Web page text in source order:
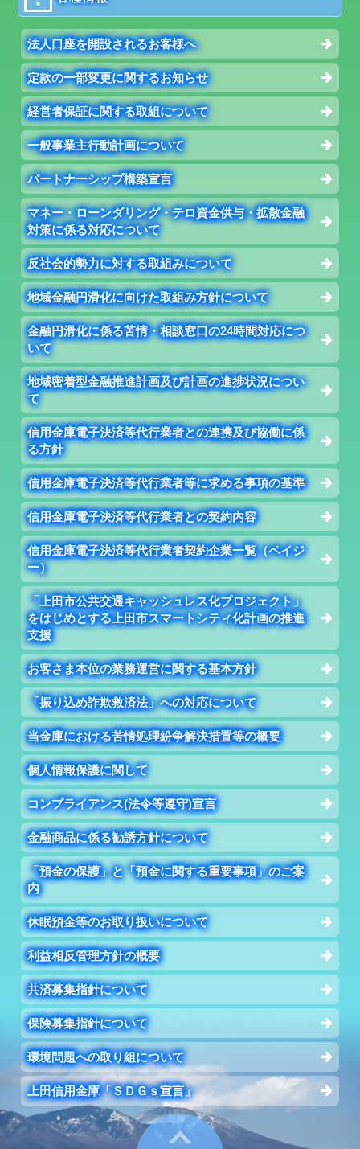
法人口座を開設されるお客様へ
定款の一部変更に関するお知らせ
経営者保証に関する取組について
一般事業主行動計画について
パートナーシップ構築宣言
マネー・ローンダリング・テロ資金供与・拡散金融
対策に係る対応について
反社会的勢力に対する取組みについて
地域金融円滑化に向けた取組み方針について
金融円滑化に係る苦情・相談窓口の24時間対応につ
いて
地域密着型金融推進計画及び計画の進捗状況につい
て
信用金庫電子決済等代行業者との連携及び協働に係
る方針
信用金庫電子決済等代行業者等に求める事項の基準
信用金庫電子決済等代行業者との契約内容
信用金庫電子決済等代行業者契約企業一覧（ペイジ
ー）
「上田市公共交通キャッシュレス化プロジェクト」
をはじめとする上田市スマートシティ化計画の推進
支援
お客さま本位の業務運営に関する基本方針
「振り込め詐欺救済法」への対応について
当金庫における苦情処理紛争解決措置等の概要
個人情報保護に関して
コンプライアンス(法令等遵守)宣言
金融商品に係る勧誘方針について
「預金の保護」と「預金に関する重要事項」のご案
内
休眠預金等のお取り扱いについて
利益相反管理方針の概要
共済募集指針について
保険募集指針について
環境問題への取り組について
上田信用金庫「ＳＤＧｓ宣言」